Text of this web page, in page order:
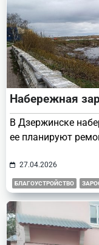
Набережная
В Дзержинске
ее планируют
27.04.2026
БЛАГОУСТРОЙСТВО